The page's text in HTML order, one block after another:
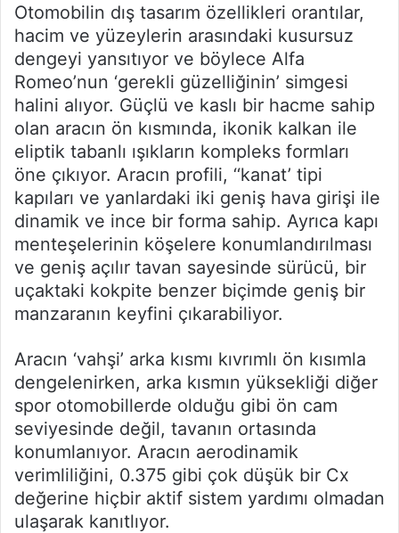
Otomobilin dış tasarım özellikleri orantılar,
hacim ve yüzeylerin arasındaki kusursuz
dengeyi yansıtıyor ve böylece Alfa
Romeo’nun ‘gerekli güzelliğinin’ simgesi
halini alıyor. Güçlü ve kaslı bir hacme sahip
olan aracın ön kısmında, ikonik kalkan ile
eliptik tabanlı ışıkların kompleks formları
öne çıkıyor. Aracın profili, ‘‘kanat’ tipi
kapıları ve yanlardaki iki geniş hava girişi ile
dinamik ve ince bir forma sahip. Ayrıca kapı
menteşelerinin köşelere konumlandırılması
ve geniş açılır tavan sayesinde sürücü, bir
uçaktaki kokpite benzer biçimde geniş bir
manzaranın keyfini çıkarabiliyor.
Aracın ‘vahşi’ arka kısmı kıvrımlı ön kısımla
dengelenirken, arka kısmın yüksekliği diğer
spor otomobillerde olduğu gibi ön cam
seviyesinde değil, tavanın ortasında
konumlanıyor. Aracın aerodinamik
verimliliğini, 0.375 gibi çok düşük bir Cx
değerine hiçbir aktif sistem yardımı olmadan
ulaşarak kanıtlıyor.